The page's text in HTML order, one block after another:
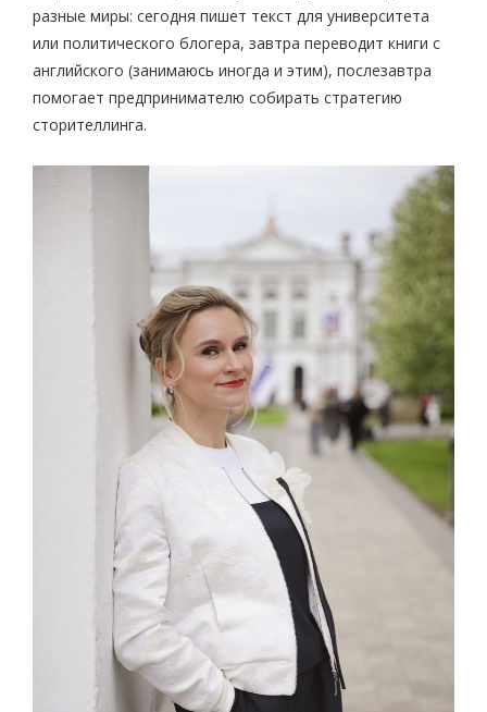
разные миры: сегодня пишет текст для университета
или политического блогера, завтра переводит книги с
английского (занимаюсь иногда и этим), послезавтра
помогает предпринимателю собирать стратегию
сторителлинга.